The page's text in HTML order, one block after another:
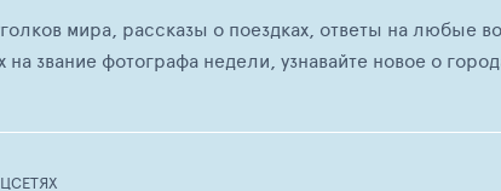
мира, рассказы о поездках, ответы на любые
звание фотографа недели, узнавайте новое о